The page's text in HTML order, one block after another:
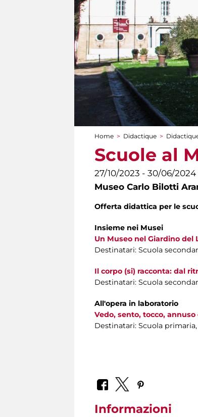
You are here
Home > Didactique >
Scuole al
27/10/2023 - 30/06/2024
Museo Carlo Bilotti
Offerta didattica per le
Insieme nei Musei
Un Museo nel Giardino del
Destinatari: Scuola
Il corpo (si) racconta: dal
Destinatari: Scuola
All'opera in laboratorio
Vedo, sento, tocco,
Destinatari: Scuola
Informazioni